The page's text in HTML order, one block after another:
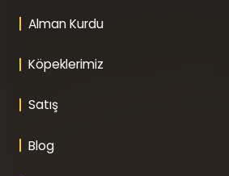
Alman Kurdu
Köpeklerimiz
Satış
Blog